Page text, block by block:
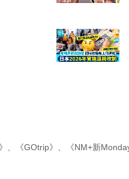
《GOtrip》 《NM+新